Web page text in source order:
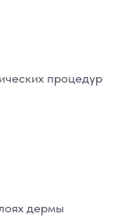
процедур
дермы